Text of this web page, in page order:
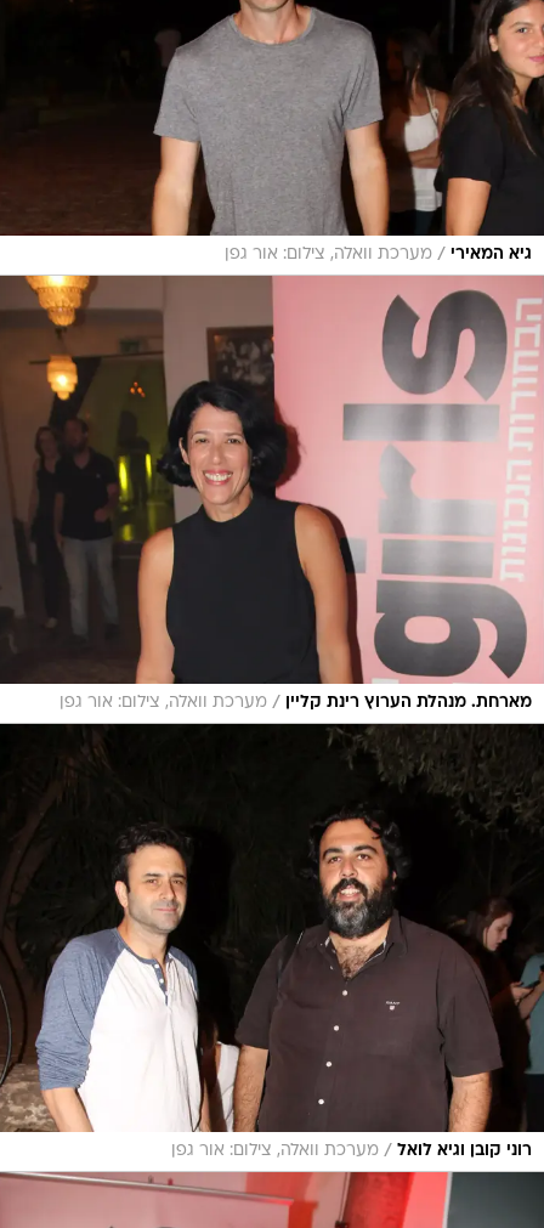
גיא המאירי / מערכת וואלה, צילום: אור גפן
מארחת. מנהלת הערוץ רינת קליין / מערכת וואלה, צילום: אור גפן
רוני קובן וגיא לואל / מערכת וואלה, צילום: אור גפן